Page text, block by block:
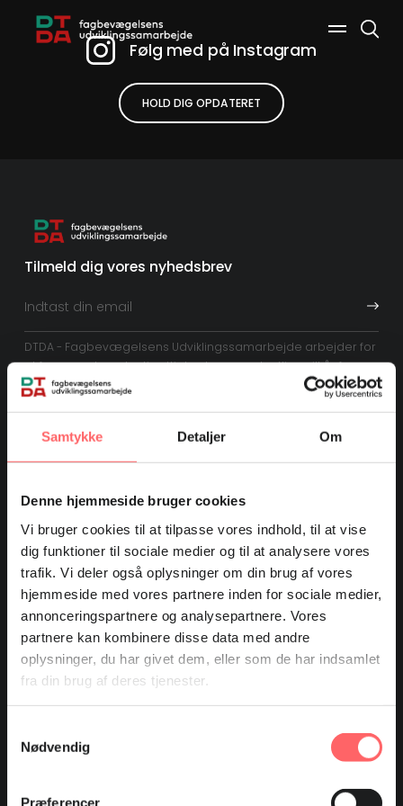
Samtykke Detaljer Om
Denne hjemmeside bruger cookies
Vi bruger cookies til at tilpasse vores indhold, til at vise
dig funktioner til sociale medier og til at analysere vores
trafik. Vi deler også oplysninger om din brug af vores
hjemmeside med vores partnere inden for sociale medier,
annonceringspartnere og analysepartnere. Vores
partnere kan kombinere disse data med andre
oplysninger, du har givet dem, eller som de har indsamlet
fra din brug af deres tjenester.
Nødvendig
Præferencer
Følg med på Instagram
HOLD DIG OPDATERET
Tilmeld dig vores nyhedsbrev
DTDA - Fagbevægelsens Udviklingssamarbejde arbejder for
at fremme demokrati, rettigheder og ordentlige vilkår for
arbejdstagerne, bekæmpe fattigdom og styrke
fagforbund udgør vores bestyrelse.
Vores arbejde
Vores arbejde
Samarbejdet med 3F og DI
Vores bidrag til FN's verdensmål
Arkiv
Tidligere udgivelser
Kampagner
Film